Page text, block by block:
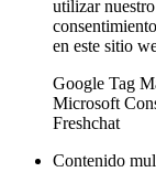
utilizar
en este sitio
Google Tag
Microsoft
Freshchat
Contenido